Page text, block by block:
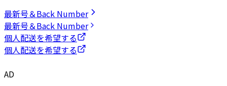
最新号＆Back Number
最新号＆Back Number
個人配送を希望する
個人配送を希望する
AD